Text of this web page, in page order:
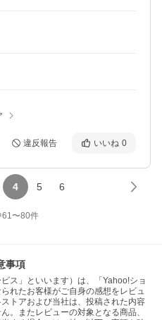
違反報告 いいね 0
4 5 6
61〜80件
事項
ス」といいます）は、「Yahoo!ショ
れたお客様がご自身の感想をレビュ
トアおよび当社は、投稿された内容
。またレビューの対象となる商品、